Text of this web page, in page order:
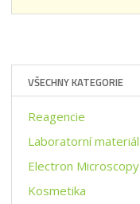
VŠECHNY KATEGORIE
Reagencie
Laboratorní materiál
Electron Microscopy
Kosmetika